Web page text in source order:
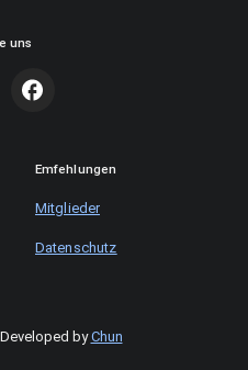
uns
Emfehlungen
Mitglieder
Datenschutz
Developed byChun